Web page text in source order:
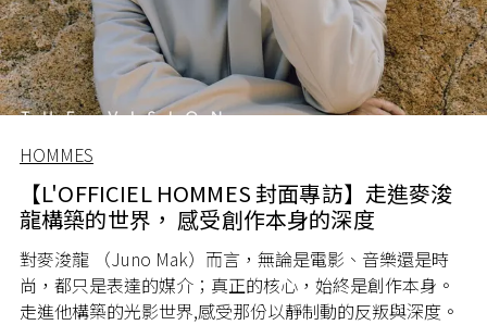
HOMMES
【L'OFFICIEL HOMMES 封面專訪】走進麥浚
龍構築的世界， 感受創作本身的深度
對麥浚龍 （Juno Mak）而言，無論是電影、音樂還是時
尚，都只是表達的媒介；真正的核心，始終是創作本身。
走進他構築的光影世界,感受那份以靜制動的反叛與深度。